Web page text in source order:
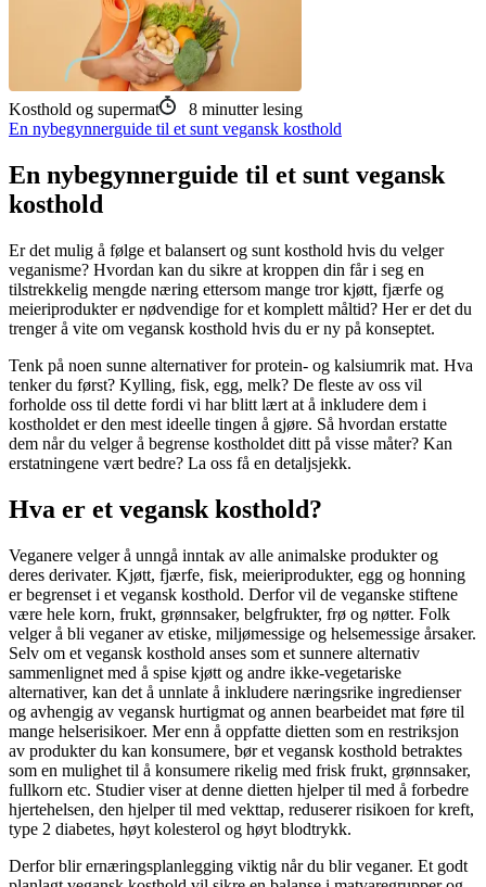
Kosthold og supermat 8 minutter lesing
En nybegynnerguide til et sunt vegansk kosthold
En nybegynnerguide til et sunt vegansk
kosthold
Er det mulig å følge et balansert og sunt kosthold hvis du velger
veganisme? Hvordan kan du sikre at kroppen din får i seg en
tilstrekkelig mengde næring ettersom mange tror kjøtt, fjærfe og
meieriprodukter er nødvendige for et komplett måltid? Her er det du
trenger å vite om vegansk kosthold hvis du er ny på konseptet.
Tenk på noen sunne alternativer for protein- og kalsiumrik mat. Hva
tenker du først? Kylling, fisk, egg, melk? De fleste av oss vil
forholde oss til dette fordi vi har blitt lært at å inkludere dem i
kostholdet er den mest ideelle tingen å gjøre. Så hvordan erstatte
dem når du velger å begrense kostholdet ditt på visse måter? Kan
erstatningene vært bedre? La oss få en detaljsjekk.
Hva er et vegansk kosthold?
Veganere velger å unngå inntak av alle animalske produkter og
deres derivater. Kjøtt, fjærfe, fisk, meieriprodukter, egg og honning
er begrenset i et vegansk kosthold. Derfor vil de veganske stiftene
være hele korn, frukt, grønnsaker, belgfrukter, frø og nøtter. Folk
velger å bli veganer av etiske, miljømessige og helsemessige årsaker.
Selv om et vegansk kosthold anses som et sunnere alternativ
sammenlignet med å spise kjøtt og andre ikke-vegetariske
alternativer, kan det å unnlate å inkludere næringsrike ingredienser
og avhengig av vegansk hurtigmat og annen bearbeidet mat føre til
mange helserisikoer. Mer enn å oppfatte dietten som en restriksjon
av produkter du kan konsumere, bør et vegansk kosthold betraktes
som en mulighet til å konsumere rikelig med frisk frukt, grønnsaker,
fullkorn etc. Studier viser at denne dietten hjelper til med å forbedre
hjertehelsen, den hjelper til med vekttap, reduserer risikoen for kreft,
type 2 diabetes, høyt kolesterol og høyt blodtrykk.
Derfor blir ernæringsplanlegging viktig når du blir veganer. Et godt